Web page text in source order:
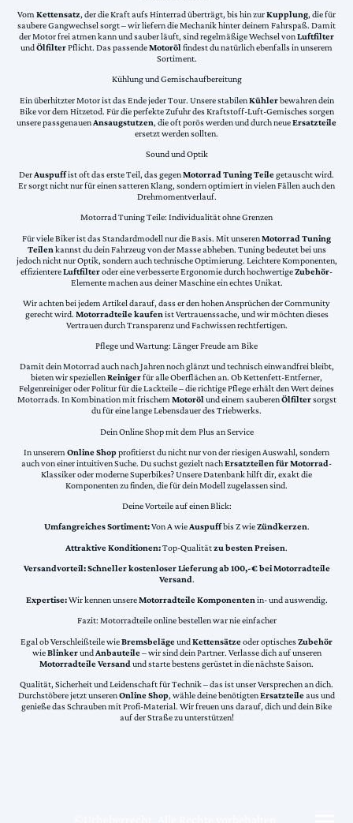
VomKettensatz, der die Kraft aufs Hinterrad überträgt, bis hin zurKupplung, die für
saubere Gangwechsel sorgt – wir liefern die Mechanik hinter deinem Fahrspaß. Damit
der Motor frei atmen kann und sauber läuft, sind regelmäßige Wechsel vonLuftfilter
undÖlfilterPflicht. Das passendeMotorölfindest du natürlich ebenfalls in unserem
Sortiment.
Kühlung und Gemischaufbereitung
Ein überhitzter Motor ist das Ende jeder Tour. Unsere stabilenKühlerbewahren dein
Bike vor dem Hitzetod. Für die perfekte Zufuhr des Kraftstoff-Luft-Gemisches sorgen
unsere passgenauenAnsaugstutzen, die oft porös werden und durch neueErsatzteile
ersetzt werden sollten.
Sound und Optik
DerAuspuffist oft das erste Teil, das gegenMotorrad Tuning Teilegetauscht wird.
Er sorgt nicht nur für einen satteren Klang, sondern optimiert in vielen Fällen auch den
Drehmomentverlauf.
Motorrad Tuning Teile: Individualität ohne Grenzen
Für viele Biker ist das Standardmodell nur die Basis. Mit unserenMotorrad Tuning
Teilen kannst du dein Fahrzeug von der Masse abheben. Tuning bedeutet bei uns
jedoch nicht nur Optik, sondern auch technische Optimierung. Leichtere Komponenten,
effizientereLuftfilteroder eine verbesserte Ergonomie durch hochwertigeZubehör-
Elemente machen aus deiner Maschine ein echtes Unikat.
Wir achten bei jedem Artikel darauf, dass er den hohen Ansprüchen der Community
gerecht wird. Motorradteile kaufen ist Vertrauenssache, und wir möchten dieses
Vertrauen durch Transparenz und Fachwissen rechtfertigen.
Pflege und Wartung: Länger Freude am Bike
Damit dein Motorrad auch nach Jahren noch glänzt und technisch einwandfrei bleibt,
bieten wir speziellenReinigerfür alle Oberflächen an. Ob Kettenfett-Entferner,
Felgenreiniger oder Politur für die Lackteile – die richtige Pflege erhält den Wert deines
Motorrads. In Kombination mit frischemMotorölund einem sauberenÖlfiltersorgst
du für eine lange Lebensdauer des Triebwerks.
Dein Online Shop mit dem Plus an Service
In unserem Online Shopprofitierst du nicht nur von der riesigen Auswahl, sondern
auch von einer intuitiven Suche. Du suchst gezielt nachErsatzteilen für Motorrad-
Klassiker oder moderne Superbikes? Unsere Datenbank hilft dir, exakt die
Komponenten zu finden, die für dein Modell zugelassen sind.
Deine Vorteile auf einen Blick:
Umfangreiches Sortiment:Von A wieAuspuffbis Z wieZündkerzen.
Attraktive Konditionen:Top-Qualitätzu besten Preisen.
Versandvorteil:Schneller kostenloser Lieferung ab 100,-€ bei Motorradteile
Versand.
Expertise:Wir kennen unsereMotorradteile Komponentenin- und auswendig.
Fazit: Motorradteile online bestellen war nie einfacher
Egal ob Verschleißteile wieBremsbelägeundKettensätzeoder optischesZubehör
wieBlinkerundAnbauteile– wir sind dein Partner. Verlasse dich auf unseren
Motorradteile Versand und starte bestens gerüstet in die nächste Saison.
Qualität, Sicherheit und Leidenschaft für Technik – das ist unser Versprechen an dich.
Durchstöbere jetzt unserenOnline Shop, wähle deine benötigtenErsatzteileaus und
genieße das Schrauben mit Profi-Material. Wir freuen uns darauf, dich und dein Bike
auf der Straße zu unterstützen!